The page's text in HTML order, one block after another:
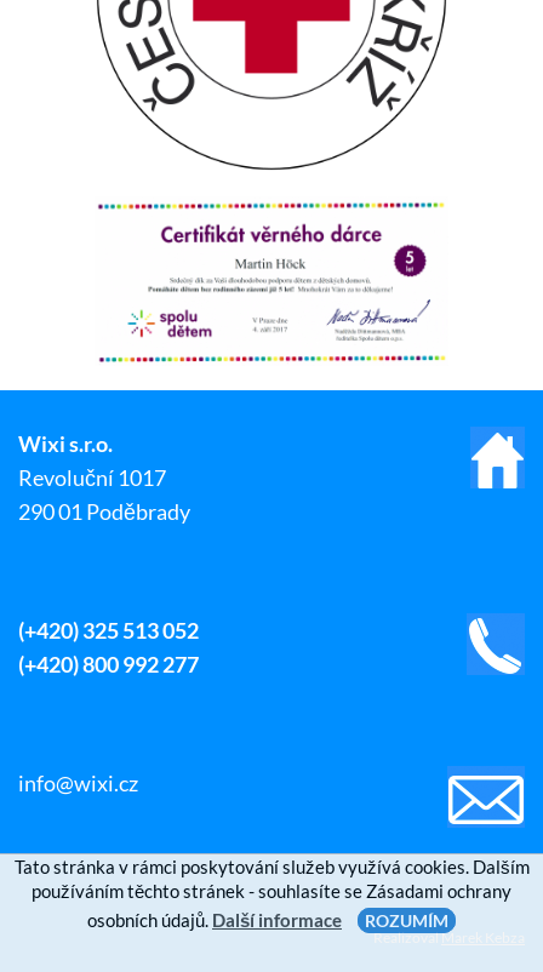
Wixi s.r.o.
Revoluční 1017
290 01 Poděbrady
(+420) 325 513 052
(+420) 800 992 277
info@wixi.cz
RealizovalMarek Kebza
Tato stránka v rámci poskytování služeb využívá cookies. Dalším
používáním těchto stránek - souhlasíte se Zásadami ochrany
osobních údajů. Další informace ROZUMÍM